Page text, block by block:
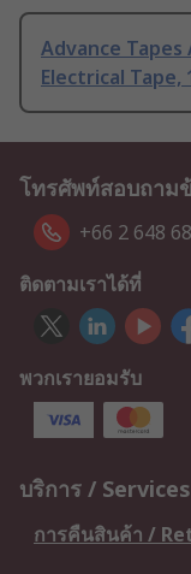
Advance Tapes
Electrical Tape,
โทรศัพท์สอบถาม
+66 2 648
ติดตามเราได้ที่
พวกเรายอมรับ
บริการ / Services
การคืนสินค้า /